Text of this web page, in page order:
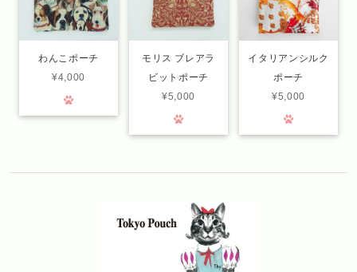
わんこポーチ
¥4,000
モリス ブレアラ
ビットポーチ
¥5,000
イタリアンシルク
ポーチ
¥5,000